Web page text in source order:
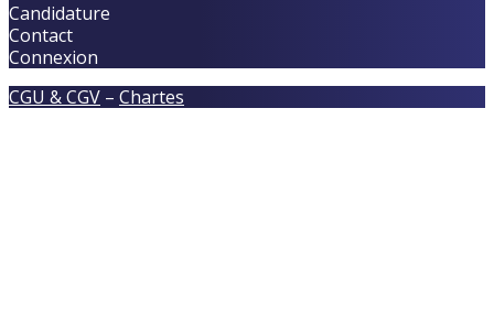
Candidature
Contact
Connexion
CGU & CGV – Chartes